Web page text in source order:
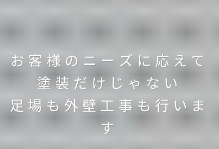
様々な施工を行ってきま
した。
どんな施工でも可能にす
る
ノウハウがあるため
お客様のニーズに応えて
塗装だけじゃない
足場も外壁工事も行いま
す